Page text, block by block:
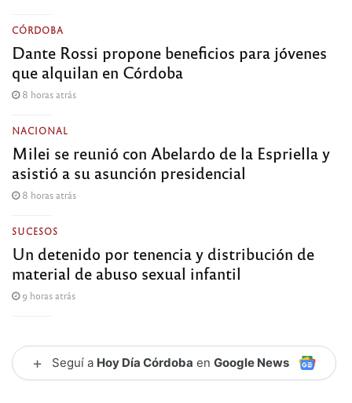
CÓRDOBA
Dante Rossi propone beneficios para jóvenes
que alquilan en Córdoba
8 horas atrás
NACIONAL
Milei se reunió con Abelardo de la Espriella y
asistió a su asunción presidencial
8 horas atrás
SUCESOS
Un detenido por tenencia y distribución de
material de abuso sexual infantil
9 horas atrás
+ Seguí a Hoy Día Córdoba en Google News